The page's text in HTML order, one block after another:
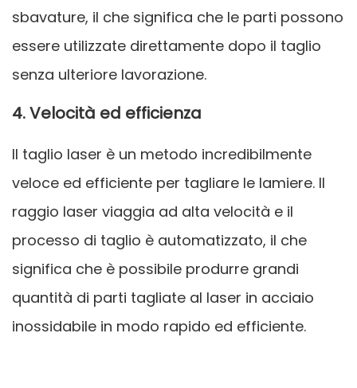
sbavature, il che significa che le parti possono
essere utilizzate direttamente dopo il taglio
senza ulteriore lavorazione.
4. Velocità ed efficienza
Il taglio laser è un metodo incredibilmente
veloce ed efficiente per tagliare le lamiere. Il
raggio laser viaggia ad alta velocità e il
processo di taglio è automatizzato, il che
significa che è possibile produrre grandi
quantità di parti tagliate al laser in acciaio
inossidabile in modo rapido ed efficiente.